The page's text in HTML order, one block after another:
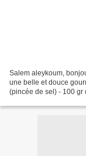
Salem aleykoum,
une belle et douce
(pincée de sel) - 100 gr